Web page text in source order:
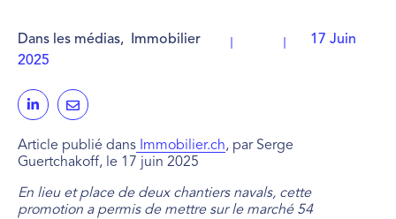
Dans les médias, Immobilier
17 Juin
2025
Article publié dans Immobilier.ch, par Serge
Guertchakoff, le 17 juin 2025
En lieu et place de deux chantiers navals, cette
promotion a permis de mettre sur le marché 54